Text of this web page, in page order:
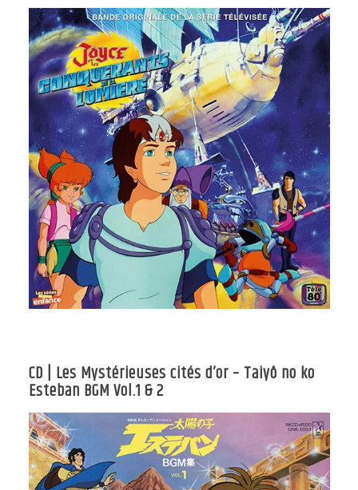
CD | Les Mystérieuses cités d’or – Taiyô no ko
Esteban BGM Vol.1 & 2